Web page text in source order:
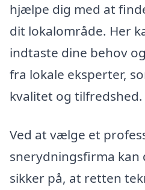
hjælpe dig med at
dit lokalområde. Her
indtaste dine behov
fra lokale eksperter,
kvalitet og tilfredshed.
Ved at vælge et
snerydningsfirma kan
sikker på, at retten